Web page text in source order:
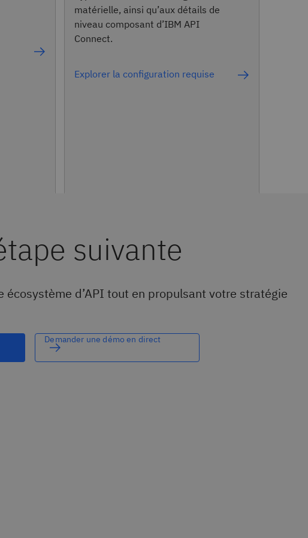
matérielle, ainsi qu’aux détails de
niveau composant d’IBM API
Connect.
Explorer la configuration requise
suivante
écosystème d’API tout en propulsant votre stratégie
Demander une démo en direct